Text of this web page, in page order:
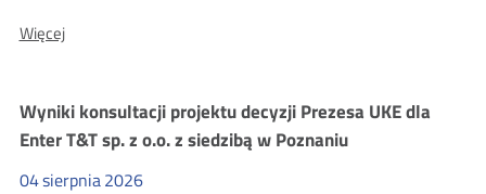
WięcejO:
treści
dokumentacji
konkursowej
MUX5
Wyniki konsultacji projektu decyzji Prezesa UKE dla
Enter T&T sp. z o.o. z siedzibą w Poznaniu
04sierpnia2026